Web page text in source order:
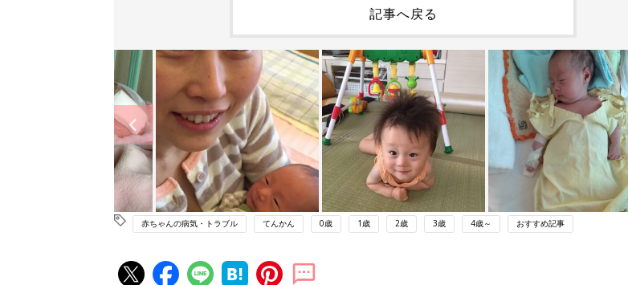
記事へ戻る
赤ちゃんの病気・トラブル てんかん 0歳 1歳 2歳 3歳 4歳～ おすすめ記事